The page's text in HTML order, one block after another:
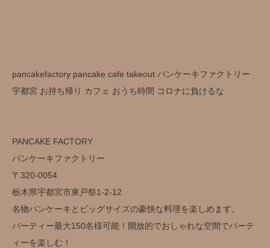
pancakefactory pancake cafe takeout パンケーキファクトリー
宇都宮 お持ち帰り カフェ おうち時間 コロナに負けるな
PANCAKE FACTORY
パンケーキファクトリー
〒320-0054
栃木県宇都宮市東戸祭1-2-12
名物パンケーキとビッグサイズの豪快な料理を楽しめます。
パーティー最大150名様可能！開放的でおしゃれな空間でパーテ
ィーを楽しむ！